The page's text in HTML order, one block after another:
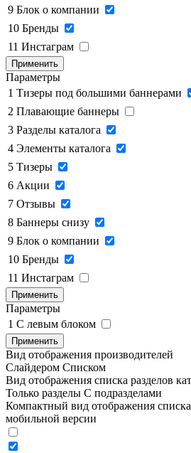
9 Блок о компании
10 Бренды
11 Инстаграм
Применить
Параметры
1 Тизеры под большими баннерами
2 Плавающие баннеры
3 Разделы каталога
4 Элементы каталога
5 Тизеры
6 Акции
7 Отзывы
8 Баннеры снизу
9 Блок о компании
10 Бренды
11 Инстаграм
Применить
Параметры
1 C левым блоком
Применить
Вид отображения производителей
Слайдером Списком
Вид отображения списка разделов
Только разделы С подразделами
Компактный вид отображения списка
мобильной версии